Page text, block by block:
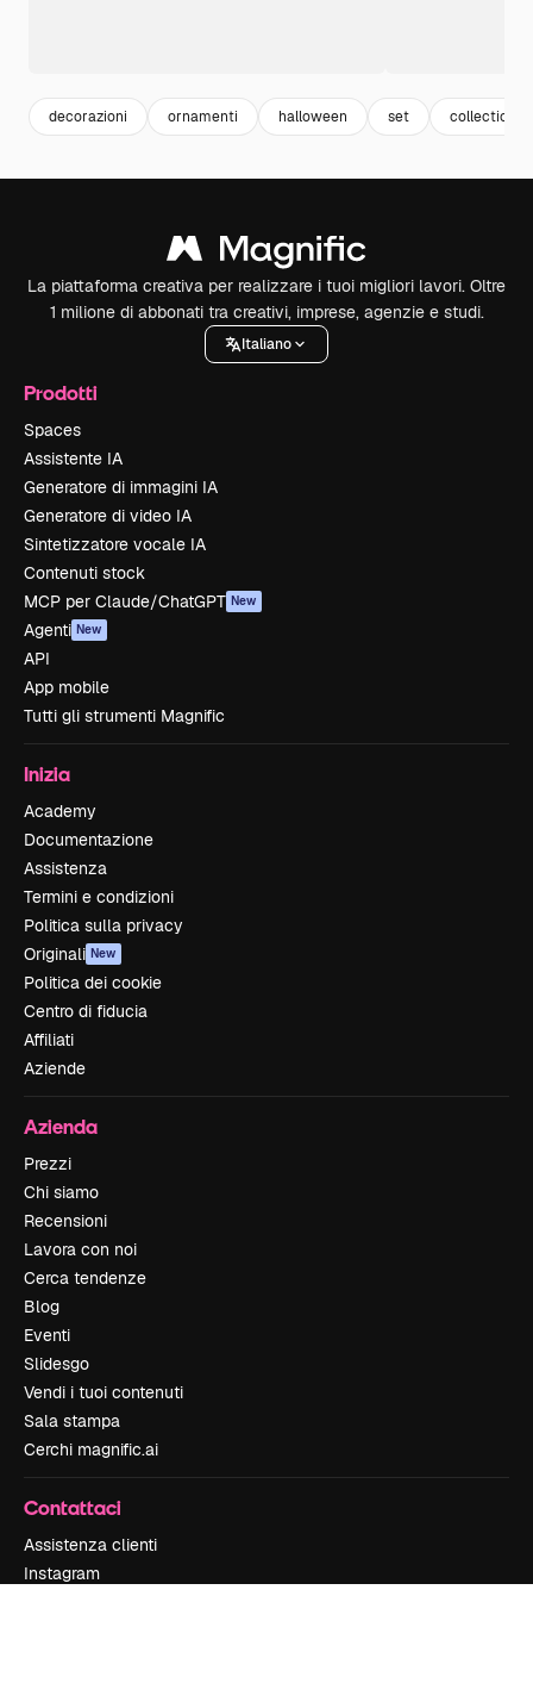
decorazioni ornamenti halloween set collection
La piattaforma creativa per realizzare i tuoi migliori lavori. Oltre
1 milione di abbonati tra creativi, imprese, agenzie e studi.
Italiano
Prodotti
Spaces
Assistente IA
Generatore di immagini IA
Generatore di video IA
Sintetizzatore vocale IA
Contenuti stock
MCP per Claude/ChatGPT New
Agenti New
API
App mobile
Tutti gli strumenti Magnific
Inizia
Academy
Documentazione
Assistenza
Termini e condizioni
Politica sulla privacy
Originali New
Politica dei cookie
Centro di fiducia
Affiliati
Aziende
Azienda
Prezzi
Chi siamo
Recensioni
Lavora con noi
Cerca tendenze
Blog
Eventi
Slidesgo
Vendi i tuoi contenuti
Sala stampa
Cerchi magnific.ai
Contattaci
Assistenza clienti
Instagram